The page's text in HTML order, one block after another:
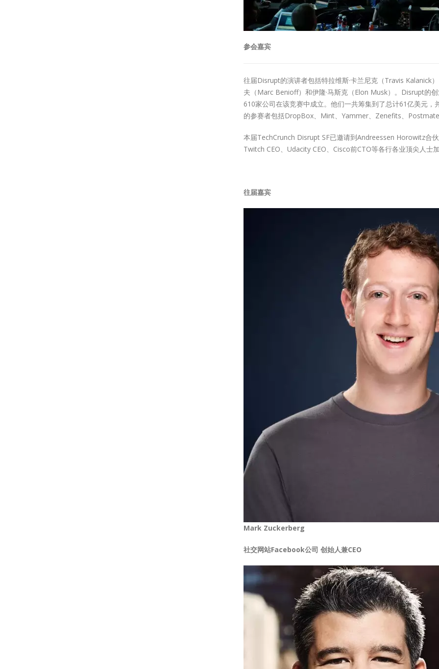
参会嘉宾
往届Disrupt的演讲者包括特拉维斯·卡兰尼克（Travis Kalanick
夫（Marc Benioff）和伊隆·马斯克（Elon Musk）。Disrupt的
610家公司在该竞赛中成立。他们一共筹集到了总计61亿美元
的参赛者包括DropBox、Mint、Yammer、Zenefits、
本届TechCrunch Disrupt SF已邀请到Andreessen Horowitz合
Twitch CEO、Udacity CEO、Cisco前CTO等各行各业顶尖人士
往届嘉宾
Mark Zuckerberg
社交网站Facebook公司 创始人兼CEO